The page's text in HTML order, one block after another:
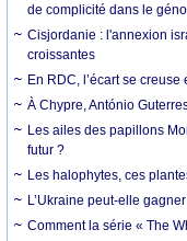
de complicité dans le
Cisjordanie : l'annexion
croissantes
En RDC, l’écart se creuse
À Chypre, António
Les ailes des papillons
futur ?
Les halophytes, ces
L’Ukraine peut-elle
Comment la série « The